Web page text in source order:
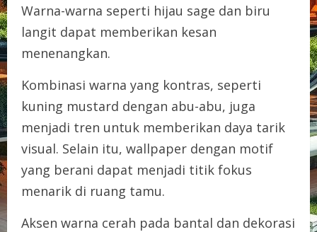
Warna-warna seperti hijau sage dan biru
langit dapat memberikan kesan
menenangkan.
Kombinasi warna yang kontras, seperti
kuning mustard dengan abu-abu, juga
menjadi tren untuk memberikan daya tarik
visual. Selain itu, wallpaper dengan motif
yang berani dapat menjadi titik fokus
menarik di ruang tamu.
Aksen warna cerah pada bantal dan dekorasi